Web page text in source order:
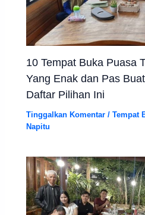
10 Tempat Buka Puasa
Yang Enak dan Pas
Daftar Pilihan Ini
Tinggalkan Komentar /Tempat
Napitu